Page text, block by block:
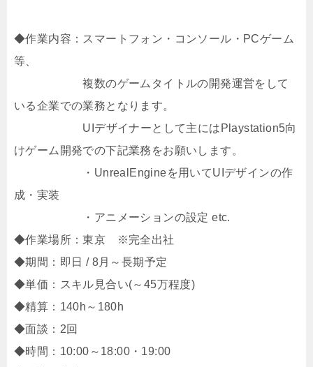
◆作業内容：スマートフォン・コンソール・PCゲーム
等、
複数のゲームタイトルの開発運営をして
いる企業での業務となります。
UIデザイナーとして主にはPlaystation5向
けゲーム開発での下記業務をお願いします。
・UnrealEngineを用いてUIデザインの作
成・実装
・アニメーションの設定 etc.
◆作業場所：東京 ※完全出社
◆期間：即日 / 8月～長期予定
◆単価：スキル見合い(～45万程度)
◆精算：140h～180h
◆面談：2回
◆時間：10:00～18:00・19:00